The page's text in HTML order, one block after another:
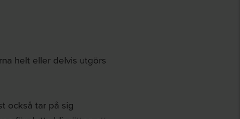
helt eller delvis utgörs
också tar på sig